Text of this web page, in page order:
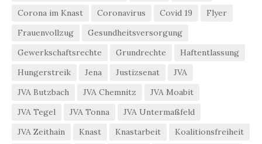
Corona im Knast
Coronavirus Covid 19
Flyer
Frauenvollzug
Gesundheitsversorgung
Gewerkschaftsrechte
Grundrechte
Haftentlassung
Hungerstreik
Jena Justizsenat
JVA
JVA Butzbach
JVA Chemnitz
JVA Moabit
JVA Tegel
JVA Tonna
JVA Untermaßfeld
JVA Zeithain
Knast Knastarbeit
Koalitionsfreiheit